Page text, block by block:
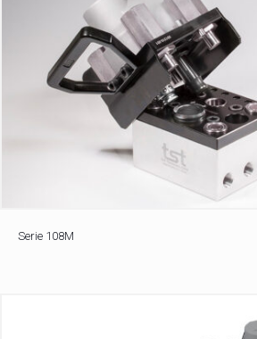
Serie 108M